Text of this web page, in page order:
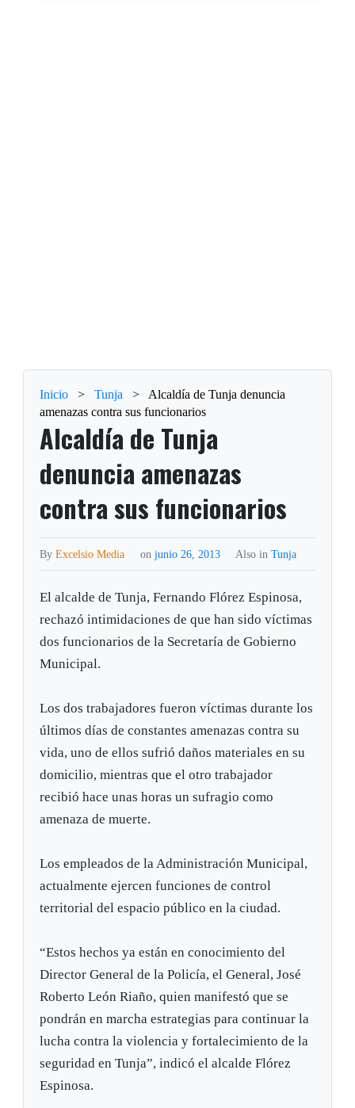
Inicio > Tunja >
Alcaldía de Tunja denuncia
amenazas contra sus funcionarios
Alcaldía de Tunja
denuncia amenazas
contra sus funcionarios
ByExcelsio Media on junio 26, 2013 Also in Tunja
El alcalde de Tunja, Fernando Flórez Espinosa,
rechazó intimidaciones de que han sido víctimas
dos funcionarios de la Secretaría de Gobierno
Municipal.
Los dos trabajadores fueron víctimas durante los
últimos días de constantes amenazas contra su
vida, uno de ellos sufrió daños materiales en su
domicilio, mientras que el otro trabajador
recibió hace unas horas un sufragio como
amenaza de muerte.
Los empleados de la Administración Municipal,
actualmente ejercen funciones de control
territorial del espacio público en la ciudad.
“Estos hechos ya están en conocimiento del
Director General de la Policía, el General, José
Roberto León Riaño, quien manifestó que se
pondrán en marcha estrategias para continuar la
lucha contra la violencia y fortalecimiento de la
seguridad en Tunja”, indicó el alcalde Flórez
Espinosa.